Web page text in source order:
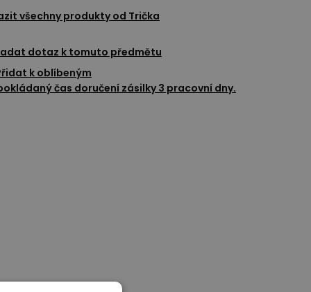
všechny produkty od Trička
dotaz k tomuto předmětu
k oblíbeným
čas doručení zásilky 3 pracovní dny.